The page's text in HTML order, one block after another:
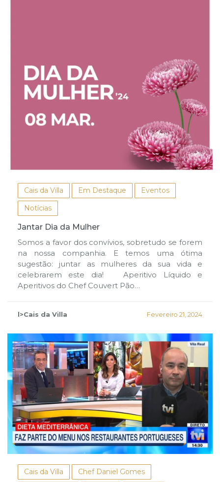
Cais da Villa Em Destaque
Eventos
Notícias
Jantar Dia da Mulher
Somos a favor dos convívios, sobretudo se forem
na nossa companhia. E temos uma ótima
sugestão: juntar as mulheres da sua vida e
celebrarem este dia! Aperitivo Líquido e
Aperitivos do Chef Couvert Pão…
l>Cais da Villa Fevereiro 21, 2024
Cais da Villa
Chef Daniel Gomes